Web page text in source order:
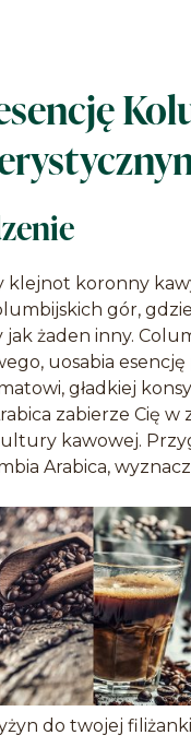
klejnot koronny
gór,
jak żaden inny.
uosabia
gładkiej
zabierze Cię
kawowej.
Arabica,
do twojej